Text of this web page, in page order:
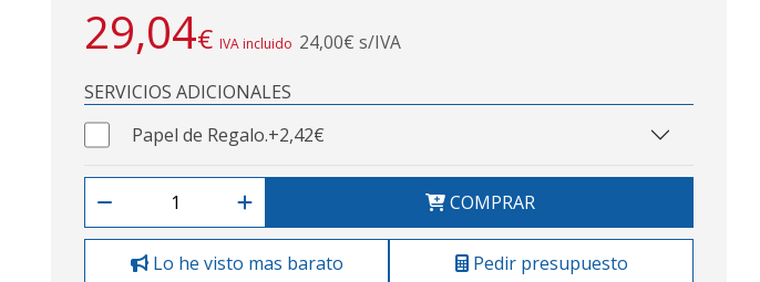
29,04€ IVA incluido 24,00€ s/IVA
SERVICIOS ADICIONALES
Papel de Regalo.+2,42€
COMPRAR
Lo he visto mas barato Pedir presupuesto